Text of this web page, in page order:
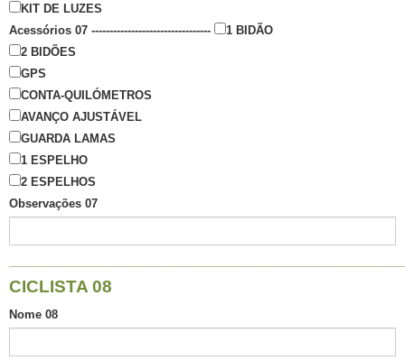
KIT DE LUZES
Acessórios 07 ---------------------------------
1 BIDÃO
2 BIDÕES
GPS
CONTA-QUILÓMETROS
AVANÇO AJUSTÁVEL
GUARDA LAMAS
1 ESPELHO
2 ESPELHOS
Observações 07
CICLISTA 08
Nome 08